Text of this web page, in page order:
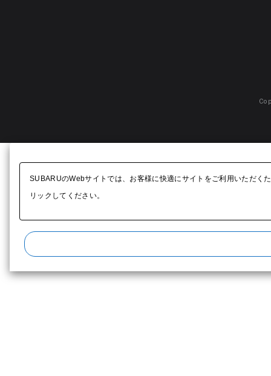
SUBARUのWebサイトでは、お客様に快適にサイトをご利用いただく
リックしてください。​